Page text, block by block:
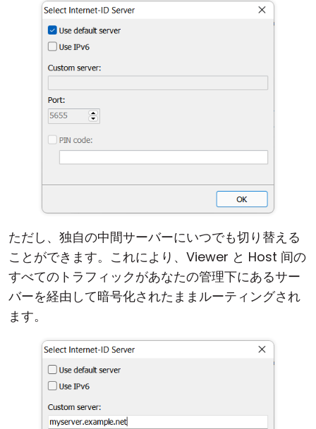
ただし、独自の中間サーバーにいつでも切り替える
ことができます。これにより、Viewer と Host 间の
すべてのトラフィックがあなたの管理下にあるサー
バーを経由して暗号化されたままルーティングされ
ます。